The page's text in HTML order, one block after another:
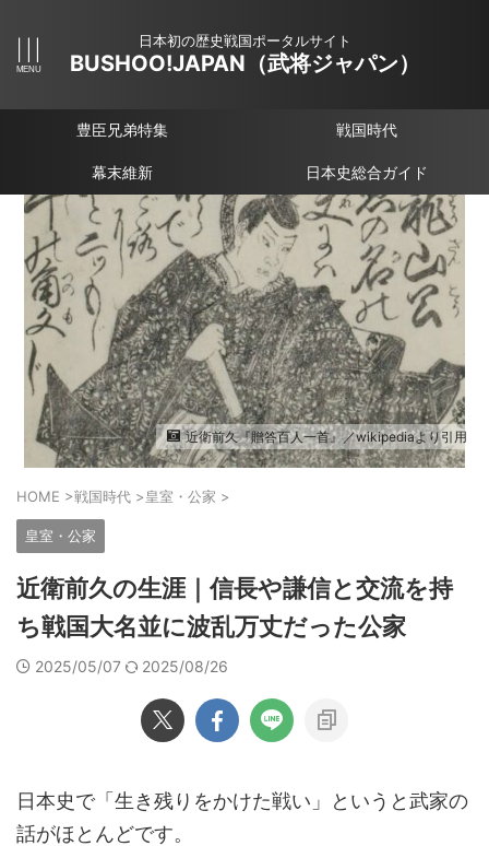
日本初の歴史戦国ポータルサイト
BUSHOO!JAPAN（武将ジャパン）
豊臣兄弟特集 戦国時代
幕末維新 日本史総合ガイド
近衛前久『贈答百人一首』／wikipediaより引用
HOME >戦国時代 >皇室・公家 >
皇室・公家
近衛前久の生涯｜信長や謙信と交流を持
ち戦国大名並に波乱万丈だった公家
2025/05/07 2025/08/26
日本史で「生き残りをかけた戦い」というと武家の
話がほとんどです。